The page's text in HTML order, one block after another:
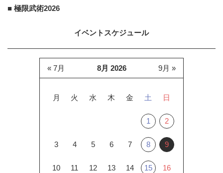
■ 極限武術2026
イベントスケジュール
8月 2026
月 火 水 木 金 土 日
1 2
3 4 5 6 7 8 9
10 11 12 13 14 15 16
« 7月 9月 »